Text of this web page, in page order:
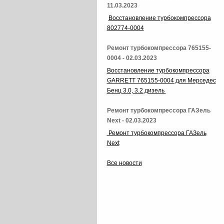
11.03.2023
Восстановление турбокомпрессора
802774-0004
Ремонт турбокомпрессора 765155-
0004 - 02.03.2023
Восстановление турбокомпрессора
GARRETT 765155-0004 для Мерседес
Бенц 3.0, 3.2 дизель
Ремонт турбокомпрессора ГАЗель
Next - 02.03.2023
Ремонт турбокомпрессора ГАЗель
Next
Все новости